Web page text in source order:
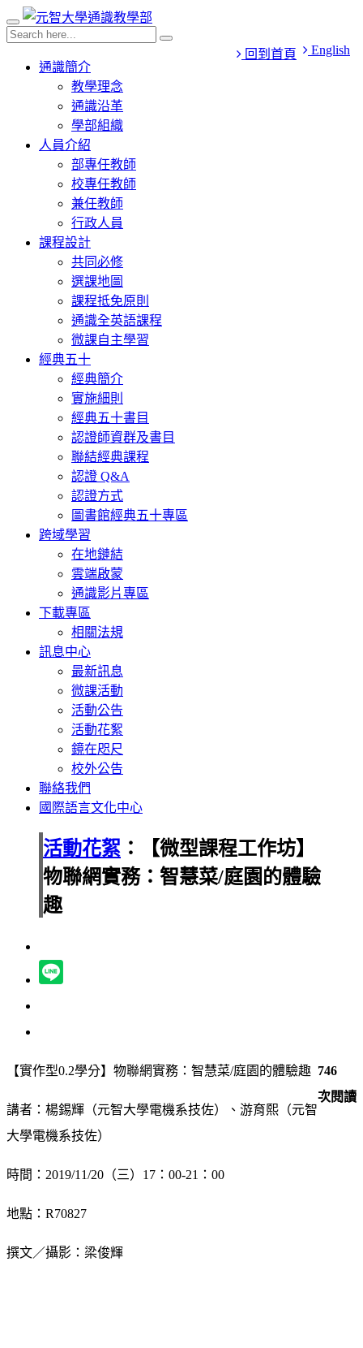
English
回到首頁
通識簡介
教學理念
通識沿革
學部組織
人員介紹
部專任教師
校專任教師
兼任教師
行政人員
課程設計
共同必修
選課地圖
課程抵免原則
通識全英語課程
微課自主學習
經典五十
經典簡介
實施細則
經典五十書目
認證師資群及書目
聯結經典課程
認證 Q&A
認證方式
圖書館經典五十專區
跨域學習
在地鏈結
雲端啟蒙
通識影片專區
下載專區
相關法規
訊息中心
最新訊息
微課活動
活動公告
活動花絮
鏡在咫尺
校外公告
聯絡我們
國際語言文化中心
活動花絮 ：【微型課程工作坊】
物聯網實務：智慧菜/庭園的體驗
趣
746
次閱讀
【實作型0.2學分】物聯網實務：智慧菜/庭園的體驗趣
講者：楊錫輝（元智大學電機系技佐）、游育熙（元智
大學電機系技佐）
時間：2019/11/20（三）17：00-21：00
地點：R70827
撰文／攝影：梁俊輝